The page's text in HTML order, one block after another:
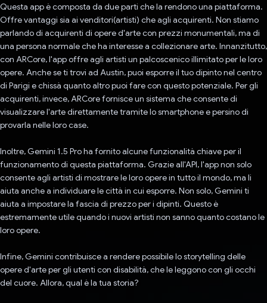
Questa app è composta da due parti che la rendono una piattaforma.
Offre vantaggi sia ai venditori(artisti) che agli acquirenti. Non stiamo
parlando di acquirenti di opere d'arte con prezzi monumentali, ma di
una persona normale che ha interesse a collezionare arte. Innanzitutto,
con ARCore, l'app offre agli artisti un palcoscenico illimitato per le loro
opere. Anche se ti trovi ad Austin, puoi esporre il tuo dipinto nel centro
di Parigi e chissà quanto altro puoi fare con questo potenziale. Per gli
acquirenti, invece, ARCore fornisce un sistema che consente di
visualizzare l'arte direttamente tramite lo smartphone e persino di
provarla nelle loro case.
Inoltre, Gemini 1.5 Pro ha fornito alcune funzionalità chiave per il
funzionamento di questa piattaforma. Grazie all'API, l'app non solo
consente agli artisti di mostrare le loro opere in tutto il mondo, ma li
aiuta anche a individuare le città in cui esporre. Non solo, Gemini ti
aiuta a impostare la fascia di prezzo per i dipinti. Questo è
estremamente utile quando i nuovi artisti non sanno quanto costano le
loro opere.
Infine, Gemini contribuisce a rendere possibile lo storytelling delle
opere d'arte per gli utenti con disabilità, che le leggono con gli occhi
del cuore. Allora, qual è la tua storia?